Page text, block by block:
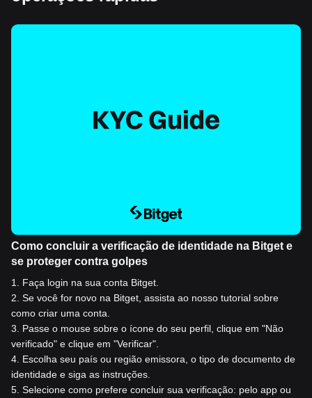
Como concluir a verificação de identidade na Bitget e
se proteger contra golpes
1
Faça login na sua conta Bitget.
2 Se você for novo na Bitget, assista ao nosso tutorial sobre
como criar uma conta.
3
Passe o mouse sobre o ícone do seu perfil, clique em "Não
verificado" e clique em "Verificar".
4 Escolha seu país ou região emissora, o tipo de documento de
identidade e siga as instruções.
5 Selecione como prefere concluir sua verificação: pelo app ou